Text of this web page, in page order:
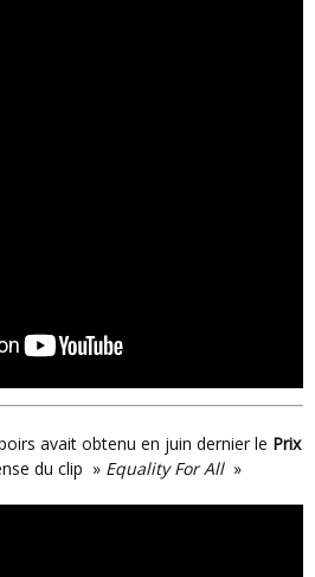
avait obtenu en juin dernier le Prix
du clip » Equality For All»